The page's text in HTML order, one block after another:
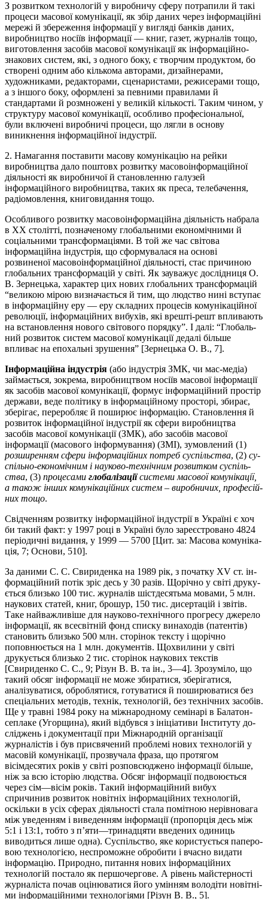
З розвитком технологій у виробничу сферу потрапили й такі
про­цеси масової комунікації, як збір даних через інформаційні
ме­ре­жі й збереження інформації у вигляді банків даних,
виробництво носіїв інформації — книг, газет, журналів тощо,
виготовлення засо­бів масової комунікації як інформаційно-
знакових систем, які, з од­ного боку, є творчим продуктом, бо
створені одним або кількома авторами, дизайнерами,
художниками, редакторами, сценаристами, режисерами тощо,
а з іншого боку, оформлені за певними прави­лами й
стандарта­ми й розмножені у великій кількості. Таким чи­ном, у
структуру масо­вої комунікації, особливо професіональної,
були включені виробничі процеси, що лягли в основу
виникнення інфор­маційної індустрії.
2. Намагання поставити масову комунікацію на рейки
виробни­цтва дало поштовх розвитку масовоінформаційної
діяльності як ви­роб­ни­чої й становленню галузей
інформаційного виробництва, та­ких як преса, телебачення,
радіомов­лення, книговидання тощо.
Особливого розвитку масовоінформаційна діяльність набрала
в ХХ столітті, позначеному глобальними економічними й
соціаль­ни­ми трансформаціями. В той же час світова
інформаційна індустрія, що сформувалася на основі
розвиненої масовоінформаційної діяль­но­­сті, стає причиною
глобальних трансформацій у світі. Як заува­жує до­слі­д­ниця О.
В. Зернецька, характер цих нових глобальних тран­с­фор­ма­цій
“великою мірою визначається й тим, що людство нині вступає
в ін­формаційну еру — еру складних процесів комуні­каційної
револю­ції, інформаційних вибухів, які врешті-решт впли­ва­ють
на встанов­лен­ня нового світового порядку”. І далі: “Глобаль­
ний розвиток си­стем масової комунікації дедалі більше
впливає на епохальні зрушен­ня” [Зернецька О. В., 7].
Інформаційна індустрія (або індустрія ЗМК, чи мас-медіа)
зай­ма­­ється, зокрема, виробництвом носіїв ма­сової інформації
як засо­бів ма­со­вої ко­­му­­нікації, формує інформаційний простір
держави, ве­де по­лі­тику в ін­фор­маційному просторі, збирає,
зберігає, пере­робляє й по­ши­­рює ін­фор­мацію. Становлення й
розвиток інформа­ційної інду­стрії як сфери виробництва
засобів масової комунікації (ЗМК), або засо­бів масової
інформації (масового інфор­мування) (ЗМІ), зу­мов­лений (1)
роз­ширенням сфери інформаційних потреб су­­спіль­­ст­ва, (2) су­
спіль­но-економічним і науково-технічним роз­вит­­ком су­спіль­
ства, (3) процесами глобалізаціїсистеми масової кому­нікації,
а також інших комунікаційних систем – виробничих, про­фе­сій­
них тощо.
Свідченням розвитку інформаційної індустрії в Україні є хоч
би такий факт: у 1997 році в Україні було зареєстровано 4824
періо­дичні видання, у 1999 — 5700 [Цит. за: Масова комуніка­
ція, 7; Основи, 510].
За даними С. С. Свириденка на 1989 рік, з початку XV ст. ін­
фор­­ма­ційний потік зріс десь у 30 разів. Щорічно у світі друку­
ється близько 100 тис. журналів шістдесятьма мовами, 5 млн.
наукових статей, книг, брошур, 150 тис. дисертацій і звітів.
Таке найважли­віше для науково-технічного прогресу джерело
інфор­мації, як все­світній фонд списку винаходів (патентів)
становить близько 500 млн. сторінок тексту і щорічно
поповнюється на 1 млн. доку­ментів. Щохвилини у світі
друкується близько 2 тис. сторінок наукових текстів
[Свириденко С. С., 9; Різун В. В. та ін., 3—4]. Зрозуміло, що
такий обсяг інформації не може збиратися, збері­га­тися,
аналізуватися, оброблятися, готуватися й поширюва­тися без
спеці­альних методів, технік, технологій, без технічних засо­бів.
Ще у травні 1984 року на міжнародному семінарі в Бала­тон­
сеплаке (Угорщина), який відбувся з ініці­а­ти­ви Інституту до­
слі­­джень і документації при Міжнародній організації
журналістів і був присвячений проблемі нових технологій у
масовій комуні­кації, прозвучала фраза, що протягом
вісімдесятих років у світі роз­повсюджено інформації більше,
ніж за всю історію людства. Обсяг інформації подвоюється
через сім—вісім років. Такий ін­фор­маційний вибух
спричинив розвиток новітніх інформаційних техно­ло­гій,
оскільки в усіх сферах діяльності стала помітною не­рівновага
між уведен­ням і виведенням інформації (пропорція десь між
5:1 і 13:1, тобто з п’яти—три­надцяти введених одиниць
виводиться лише одна). Суспільство, яке користується паперо­
вою технологією, неспроможне обробити і вчасно видати
інфор­ма­цію. При­родно, питання нових інформаційних
технологій по­ста­ло як першочергове. А рівень майстерності
журналіста почав оцінюватися його умінням володіти новіт­ні­
ми інформаційними технологіями [Різун В. В., 5].